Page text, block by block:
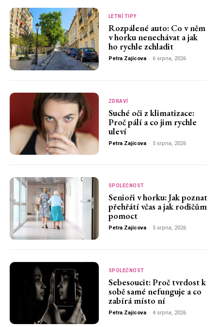
LETNÍ TIPY
Rozpálené auto: Co v něm
v horku nenechávat a jak
ho rychle zchladit
Petra Zajícova - 6 srpna, 2026
ZDRAVÍ
Suché oči z klimatizace:
Proč pálí a co jim rychle
uleví
Petra Zajícova - 5 srpna, 2026
SPOLEČNOST
Senioři v horku: Jak poznat
přehřátí včas a jak rodičům
pomoct
Petra Zajícova - 5 srpna, 2026
SPOLEČNOST
Sebesoucit: Proč tvrdost k
sobě samé nefunguje a co
zabírá místo ní
Petra Zajícova - 4 srpna, 2026